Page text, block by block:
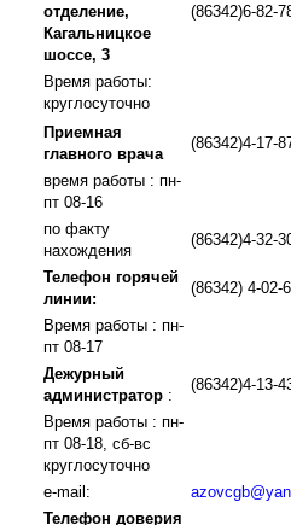
отделение,
Кагальницкое
шоссе, 3
(86342)6-82-
Время работы:
круглосуточно
Приемная
главного врача
(86342)4-17-
время работы : пн-
пт 08-16
по факту
нахождения
(86342)4-32-
Телефон горячей
линии:
(86342) 4-02-
Время работы : пн-
пт 08-17
Дежурный
администратор :
(86342)4-13-
Время работы : пн-
пт 08-18, сб-вс
круглосуточно
e-mail:
Телефон доверия